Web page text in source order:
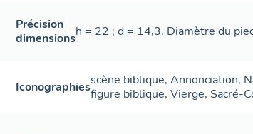
Précision
dimensionsh = 22 ; d = 14,3. Diamètre du
Iconographiesscène biblique, Annonciation,
figure biblique, Vierge, Sacré-